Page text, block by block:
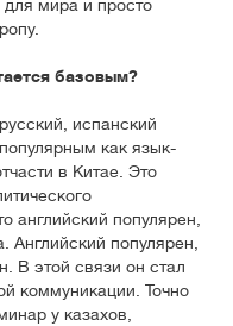
мира и просто
базовым?
испанский
как язык-
в Китае. Это
английский популярен,
Английский популярен,
В этой связи он стал
коммуникации. Точно
у казахов,